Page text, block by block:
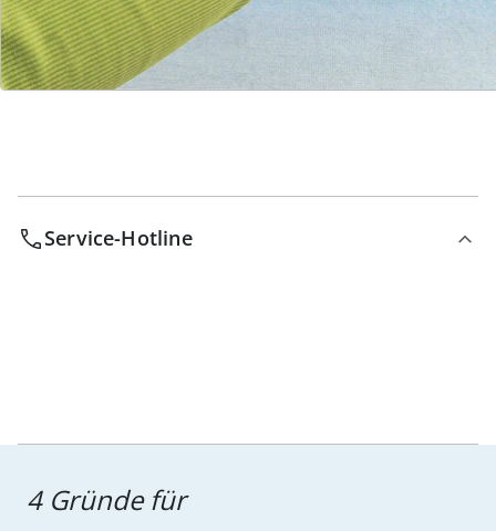
Bestell-Hotline
Service-Hotline
4 Gründe für